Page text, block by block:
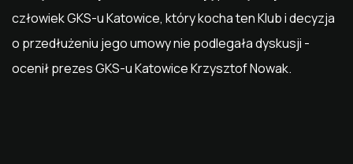
człowiek GKS-u Katowice, który kocha ten Klub i decyzja
o przedłużeniu jego umowy nie podlegała dyskusji -
ocenił prezes GKS-u Katowice Krzysztof Nowak.